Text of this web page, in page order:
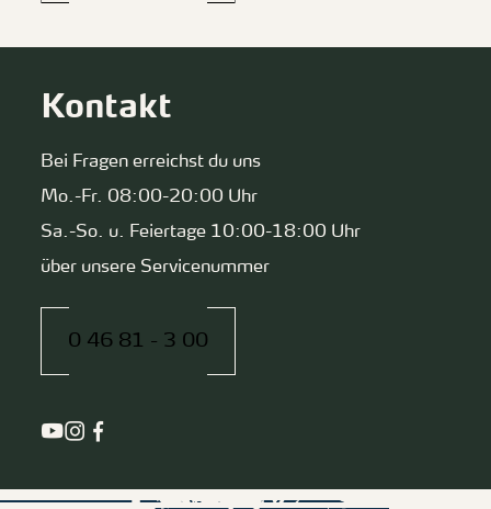
Kontakt
Bei Fragen erreichst du uns
Mo.-Fr. 08:00-20:00 Uhr
Sa.-So. u. Feiertage 10:00-18:00 Uhr
über unsere Servicenummer
0 46 81 - 3 00